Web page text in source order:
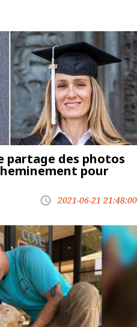
partage des photos
pour
2021-06-21 21:48:00